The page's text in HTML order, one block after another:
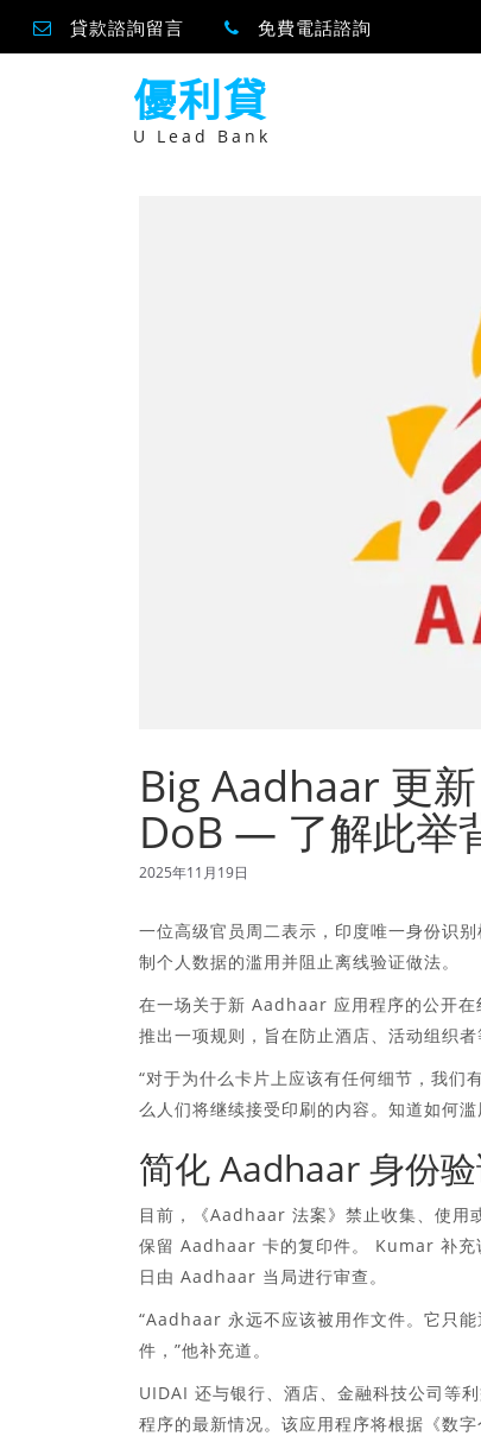
貸款諮詢留言 免費電話諮詢
優利貸
U Lead Bank
Big Aadhaar 更
DoB — 了解此举
2025年11月19日
一位高级官员周二表示，印度唯一身份识
制个人数据的滥用并阻止离线验证做法。
在一场关于新 Aadhaar 应用程序的公开
推出一项规则，旨在防止酒店、活动组织
“对于为什么卡片上应该有任何细节，我们
么人们将继续接受印刷的内容。知道如何滥
简化 Aadhaar 身份
目前，《Aadhaar 法案》禁止收集、使用
保留 Aadhaar 卡的复印件。 Kumar 补充
日由 Aadhaar 当局进行审查。
“Aadhaar 永远不应该被用作文件。它只
件，”他补充道。
UIDAI 还与银行、酒店、金融科技公司等
程序的最新情况。该应用程序将根据《数